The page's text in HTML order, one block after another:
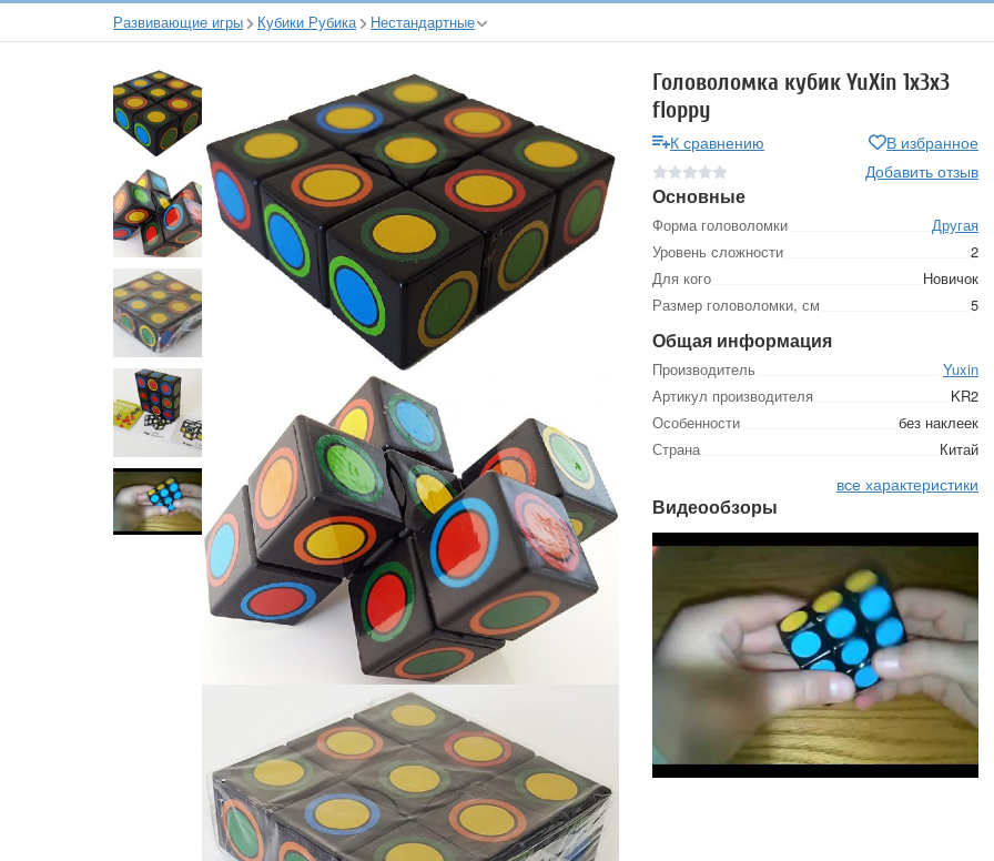
Развивающие игры Кубики Рубика Нестандартные
Головоломка кубик YuXin 1x3x3
floppy
К сравнению
В избранное
Добавить отзыв
Основные
Форма головоломки
Другая
Уровень сложности
2
Для кого
Новичок
Размер головоломки, см
5
Общая информация
Производитель
Yuxin
Артикул производителя
KR2
Особенности
без наклеек
Страна
Китай
все характеристики
Видеообзоры